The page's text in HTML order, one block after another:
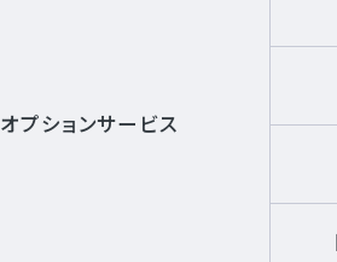
オプションサービス